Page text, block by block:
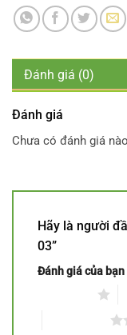
Đánh giá (0)
Đánh giá
Chưa có đánh giá
Hãy là người
03”
Đánh giá của bạn